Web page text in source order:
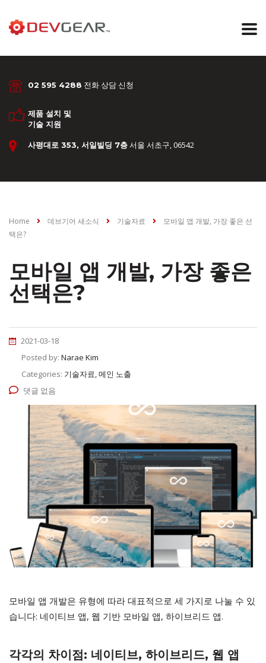
02 595 4288 전화 상담 신청
제품 설치 및
기술 지원
사평대로 353, 서일빌딩 7층서울 서초구, 06542
Home 데브기어 새소식 기술자료
모바일 앱 개발, 가장 좋은 선
택은?
모바일 앱 개발, 가장 좋은
선택은?
2021-03-18
Posted by: Narae Kim
Categories: 기술자료, 메인 노출
댓글 없음
모바일 앱 개발은 유형에 따라 대표적으로 세 가지로 나눌 수 있
습니다: 네이티브 앱, 웹 기반 모바일 앱, 하이브리드 앱.
각각의 차이점: 네이티브, 하이브리드, 웹 앱